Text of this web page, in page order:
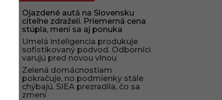
Ojazdené autá na Slovensku
citeľne zdraželi. Priemerná cena
stúpla, mení sa aj ponuka
Umelá inteligencia produkuje
sofistikovaný podvod. Odborníci
varujú pred novou vlnou
Zelená domácnostiam
pokračuje, no podmienky stále
chýbajú. SIEA prezradila, čo sa
zmení